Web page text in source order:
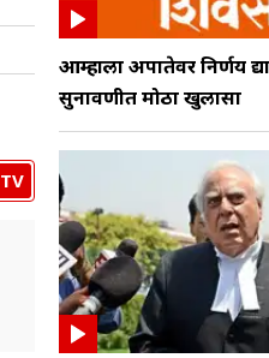
TV
आम्हाला अपात्रतेवर निर्णय
सुनावणीत मोठा खुलासा